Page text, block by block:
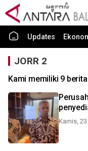
Updates
JORR 2
Kami memiliki 9
Kamis,